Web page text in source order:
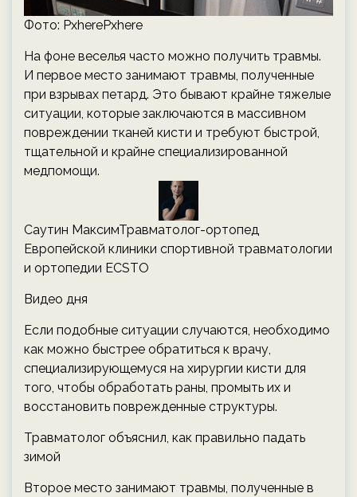
Фото: PxherePxhere
На фоне веселья часто можно получить травмы.
И первое место занимают травмы, полученные
при взрывах петард. Это бывают крайне тяжелые
ситуации, которые заключаются в массивном
повреждении тканей кисти и требуют быстрой,
тщательной и крайне специализированной
медпомощи.
Саутин МаксимТравматолог-ортопед
Европейской клиники спортивной травматологии
и ортопедии ECSTO
Видео дня
Если подобные ситуации случаются, необходимо
как можно быстрее обратиться к врачу,
специализирующемуся на хирургии кисти для
того, чтобы обработать раны, промыть их и
восстановить поврежденные структуры.
Травматолог объяснил, как правильно падать
зимой
Второе место занимают травмы, полученные в